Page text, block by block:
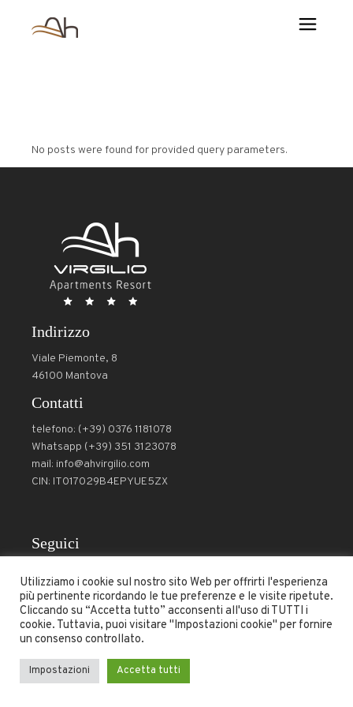
No posts were found for provided query parameters.
Indirizzo
Viale Piemonte, 8
46100 Mantova
Contatti
telefono: (+39) 0376 1181078
Whatsapp (+39) 351 3123078
mail: info@ahvirgilio.com
CIN: IT017029B4EPYUE5ZX
Seguici
Condizioni-Politica di cancellazione- Copyright © 2024 -
All Rights Reserved –
Utilizziamo i cookie sul nostro sito Web per offrirti l'esperienza
più pertinente ricordando le tue preferenze e le visite ripetute.
Cliccando su “Accetta tutto” acconsenti all'uso di TUTTI i
cookie. Tuttavia, puoi visitare "Impostazioni cookie" per fornire
un consenso controllato.
Impostazioni Accetta tutti